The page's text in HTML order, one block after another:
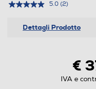
5.0 (2)
Dettagli Prodotto
€
IVA e